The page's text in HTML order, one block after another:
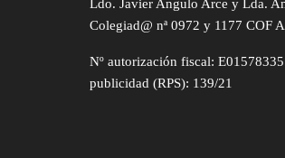
Ldo. Javier Angulo Arce y Lda.
Colegiad@ nª 0972 y 1177 COF
Nº autorización fiscal:
publicidad (RPS): 139/21